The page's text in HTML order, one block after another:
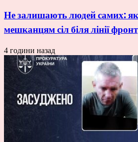
Не залишають людей самих:
мешканцям сіл біля лінії
4 години назад